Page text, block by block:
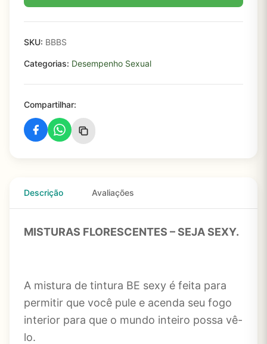
SKU: BBBS
Categorias: Desempenho Sexual
Compartilhar:
Descrição Avaliações
MISTURAS FLORESCENTES – SEJA SEXY.
A mistura de tintura BE sexy é feita para
permitir que você pule e acenda seu fogo
interior para que o mundo inteiro possa vê-
lo.